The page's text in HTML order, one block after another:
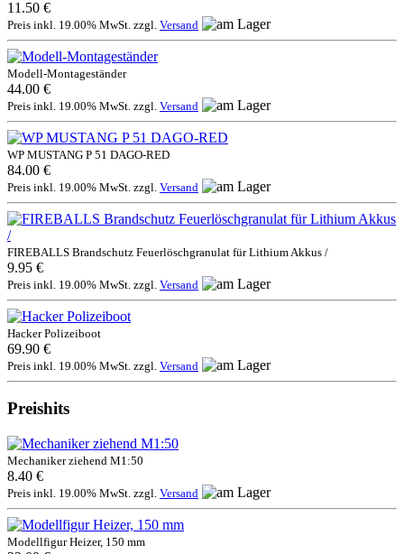
11.50 €
Preis inkl. 19.00% MwSt. zzgl. Versand
Modell-Montageständer
44.00 €
Preis inkl. 19.00% MwSt. zzgl. Versand
WP MUSTANG P 51 DAGO-RED
84.00 €
Preis inkl. 19.00% MwSt. zzgl. Versand
FIREBALLS Brandschutz Feuerlöschgranulat für Lithium Akkus /
9.95 €
Preis inkl. 19.00% MwSt. zzgl. Versand
Hacker Polizeiboot
69.90 €
Preis inkl. 19.00% MwSt. zzgl. Versand
Preishits
Mechaniker ziehend M1:50
8.40 €
Preis inkl. 19.00% MwSt. zzgl. Versand
Modellfigur Heizer, 150 mm